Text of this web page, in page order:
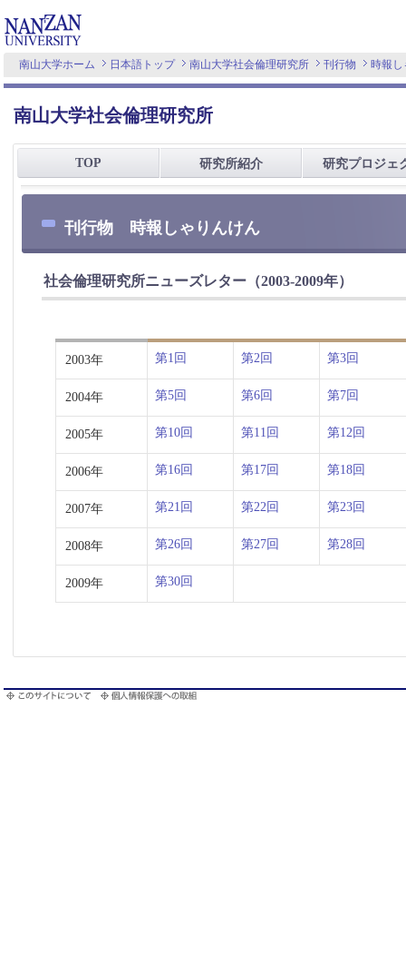
南山大学ホーム 日本語トップ 南山大学社会倫理研究所 刊行物 時報
南山大学社会倫理研究所
TOP 研究所紹介 研究プロジェ
刊行物 時報しゃりんけん
社会倫理研究所ニューズレター（2003-2009年）
2003年 第1回 第2回 第3回
2004年 第5回 第6回 第7回
2005年 第10回 第11回 第12回
2006年 第16回 第17回 第18回
2007年 第21回 第22回 第23回
2008年 第26回 第27回 第28回
2009年 第30回